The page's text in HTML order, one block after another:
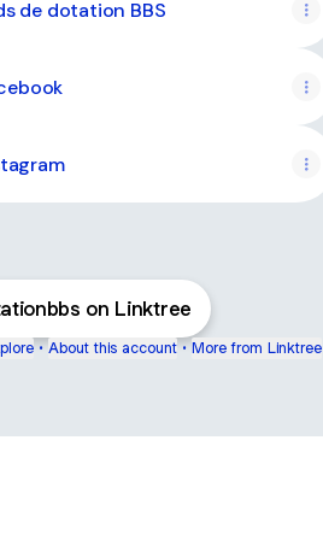
de dotation BBS
on Linktree
• About this account • More from Linktree